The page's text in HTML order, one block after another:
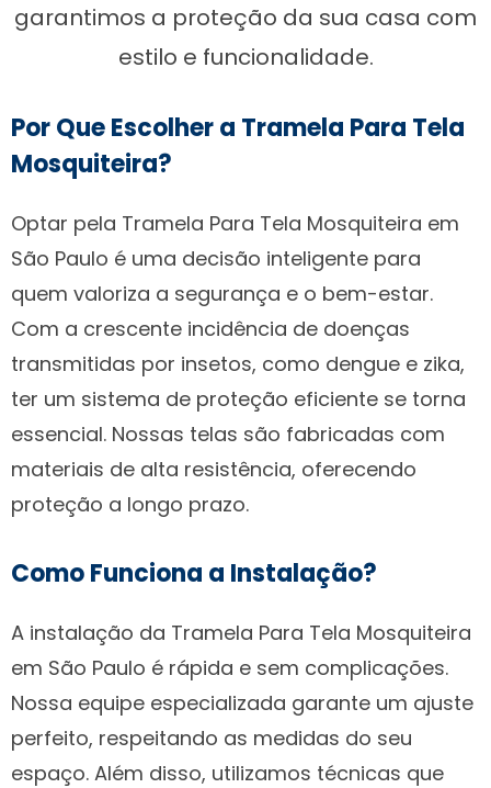
garantimos a proteção da sua casa com
estilo e funcionalidade.
Por Que Escolher a Tramela Para Tela
Mosquiteira?
Optar pela Tramela Para Tela Mosquiteira em
São Paulo é uma decisão inteligente para
quem valoriza a segurança e o bem-estar.
Com a crescente incidência de doenças
transmitidas por insetos, como dengue e zika,
ter um sistema de proteção eficiente se torna
essencial. Nossas telas são fabricadas com
materiais de alta resistência, oferecendo
proteção a longo prazo.
Como Funciona a Instalação?
A instalação da Tramela Para Tela Mosquiteira
em São Paulo é rápida e sem complicações.
Nossa equipe especializada garante um ajuste
perfeito, respeitando as medidas do seu
espaço. Além disso, utilizamos técnicas que